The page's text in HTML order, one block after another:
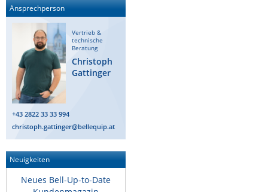
ZPE Systems
News zu unseren Herstellern
Ansprechperson
Vertrieb &
technische
Beratung
Christoph
Gattinger
+43 2822 33 33 994
christoph.gattinger@bellequip.at
Neuigkeiten
Neues Bell-Up-to-Date